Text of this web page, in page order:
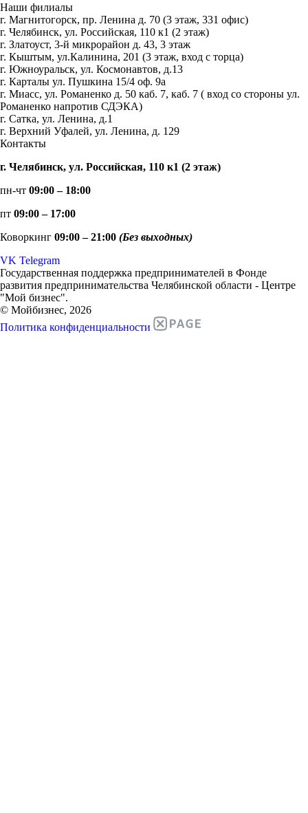
Наши филиалы
г. Магнитогорск, пр. Ленина д. 70 (3 этаж, 331 офис)
г. Челябинск, ул. Российская, 110 к1 (2 этаж)
г. Златоуст, 3-й микрорайон д. 43, 3 этаж
г. Кыштым, ул.Калинина, 201 (3 этаж, вход с торца)
г. Южноуральск, ул. Космонавтов, д.13
г. Карталы ул. Пушкина 15/4 оф. 9а
г. Миасс, ул. Романенко д. 50 каб. 7, каб. 7 ( вход со стороны ул.
Романенко напротив СДЭКА)
г. Сатка, ул. Ленина, д.1
г. Верхний Уфалей, ул. Ленина, д. 129
Контакты
г. Челябинск, ул. Российская, 110 к1 (2 этаж)
пн-чт 09:00 – 18:00
пт 09:00 – 17:00
Коворкинг 09:00 – 21:00 (Без выходных)
VK Telegram
Государственная поддержка предпринимателей в Фонде
развития предпринимательства Челябинской области - Центре
"Мой бизнес".
© Мойбизнес, 2026
Политика конфиденциальности